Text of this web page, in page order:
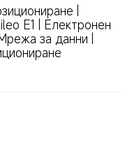
|
E1 | Електронен
за данни |